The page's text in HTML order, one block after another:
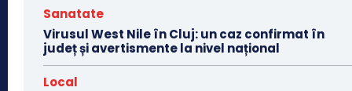
Sanatate
Virusul West Nile în Cluj: un caz confirmat în
județ și avertismente la nivel național
Local